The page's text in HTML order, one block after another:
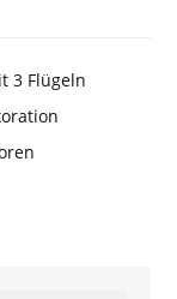
3 Flügeln